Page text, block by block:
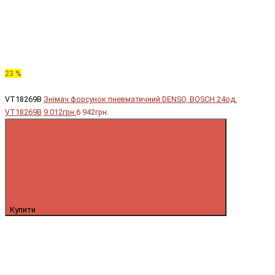
23 %
VT18269B Знімач форсунок пневматичний DENSO, BOSCH 24од.
VT18269B 9 012грн. 6 942грн.
Купити